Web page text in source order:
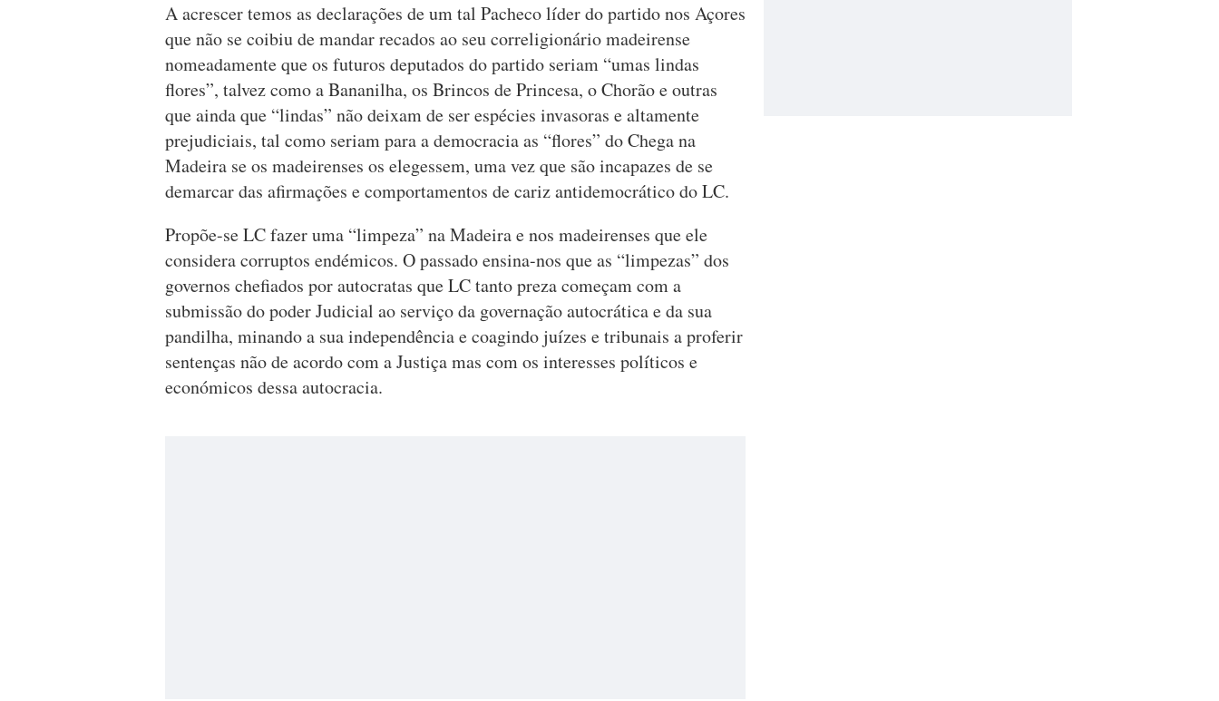
A acrescer temos as declarações de um tal Pacheco líder do partido nos Açores
que não se coibiu de mandar recados ao seu correligionário madeirense
nomeadamente que os futuros deputados do partido seriam “umas lindas
flores”, talvez como a Bananilha, os Brincos de Princesa, o Chorão e outras
que ainda que “lindas” não deixam de ser espécies invasoras e altamente
prejudiciais, tal como seriam para a democracia as “flores” do Chega na
Madeira se os madeirenses os elegessem, uma vez que são incapazes de se
demarcar das afirmações e comportamentos de cariz antidemocrático do LC.
Propõe-se LC fazer uma “limpeza” na Madeira e nos madeirenses que ele
considera corruptos endémicos. O passado ensina-nos que as “limpezas” dos
governos chefiados por autocratas que LC tanto preza começam com a
submissão do poder Judicial ao serviço da governação autocrática e da sua
pandilha, minando a sua independência e coagindo juízes e tribunais a proferir
sentenças não de acordo com a Justiça mas com os interesses políticos e
económicos dessa autocracia.